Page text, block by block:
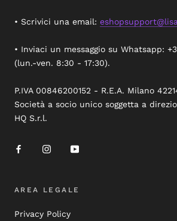
• Scrivici una email:
• Inviaci un messaggio su Whatsapp:
(lun.-ven. 8:30 - 17:30).
P.IVA 00846200152 - R.E.A. Milano
Società a socio unico soggetta a
HQ S.r.l.
AREA LEGALE
Privacy Policy